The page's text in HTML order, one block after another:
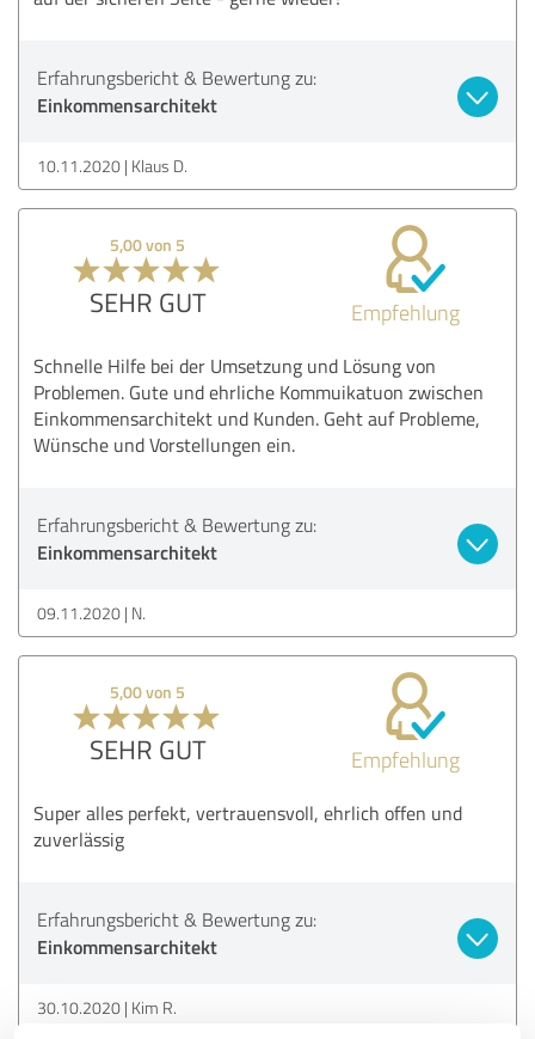
Erfahrungsbericht & Bewertung zu:
Einkommensarchitekt
10.11.2020 Klaus D.
5,00 von 5
SEHR GUT Empfehlung
Schnelle Hilfe bei der Umsetzung und Lösung von
Problemen. Gute und ehrliche Kommuikatuon zwischen
Einkommensarchitekt und Kunden. Geht auf Probleme,
Wünsche und Vorstellungen ein.
Erfahrungsbericht & Bewertung zu:
Einkommensarchitekt
09.11.2020 N.
5,00 von 5
SEHR GUT Empfehlung
Super alles perfekt, vertrauensvoll, ehrlich offen und
zuverlässig
Erfahrungsbericht & Bewertung zu:
Einkommensarchitekt
30.10.2020 Kim R.